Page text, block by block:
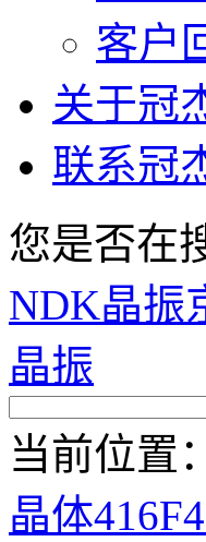
客户
关于冠
联系冠
您是否在
NDK晶振
晶振
当前位置 ：
晶体